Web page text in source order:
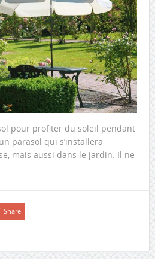
pour profiter du soleil pendant
parasol qui s’installera
mais aussi dans le jardin. Il ne
Share